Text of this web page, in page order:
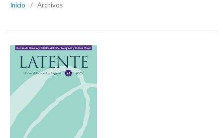
Inicio / Archivos